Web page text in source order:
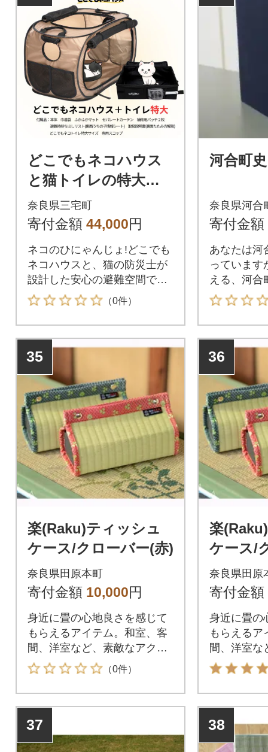
どこでもネコハウス
と猫トイレの特大サ
イズセット 猫用ケー
ジ 折りたたみ ポータ
奈良県三宅町
寄付金額 44,000円
ネコのひにゃんじょ!どこでも
ネコハウスと、猫の防災士が
設計した安心の避難空間で
す。普段は猫のくつろぎスペ
ースとして、非常時には迅速
に避難所として活用できま
す。軽量で持ち運びが簡単な
ため、どこでも設置可能で
す。通気性に優れた素材を使
用し、猫が快適に過ごせる環
境を提供します。日常から非
常時まで、猫の安全を第一に
考えたこの製品で、安心のひ
とときをお届けします。
（0件）
河合町史
奈良県河合
寄付金額
あなたは河
っています
える、河合
る一冊です!
35
楽(Raku)ティッシュ
ケース/クローバー(赤)
奈良県田原本町
寄付金額 10,000円
身近に畳の心地良さを感じて
もらえるアイテム。和室、客
間、洋室など、素敵なアクセ
ントになります。
（0件）
36
楽
ケース/
奈良県田原
寄付金額
身近に畳の
もらえるア
間、洋室な
ントになり
37 38